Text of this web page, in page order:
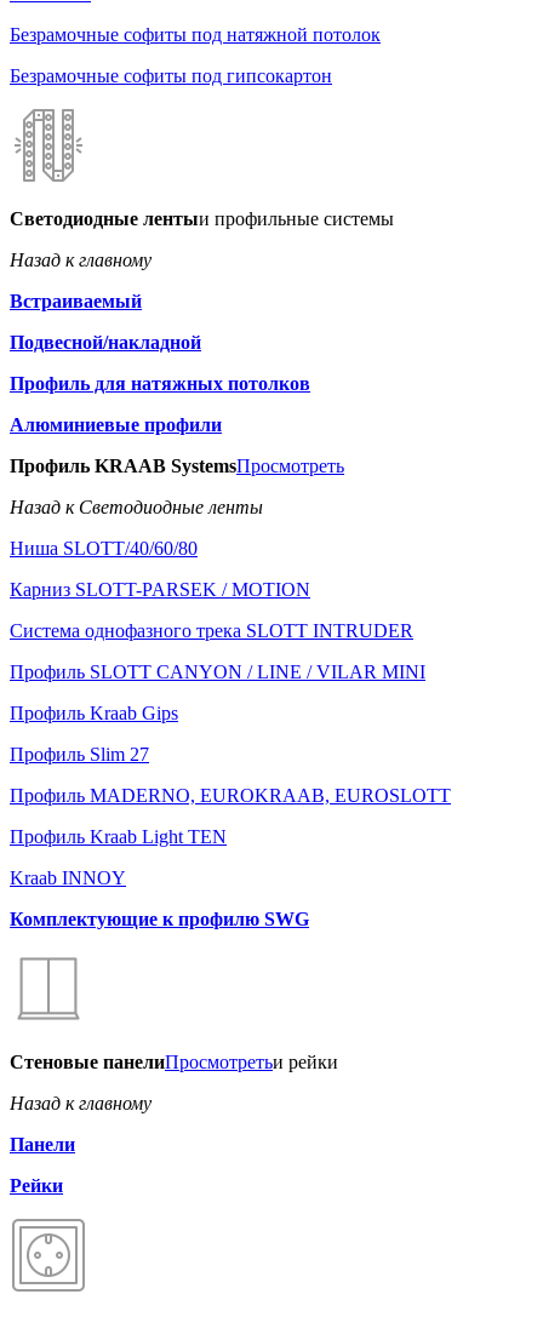
Безрамочные софиты под натяжной потолок
Безрамочные софиты под гипсокартон
Светодиодные лентыи профильные системы
Назад к главному
Встраиваемый
Подвесной/накладной
Профиль для натяжных потолков
Алюминиевые профили
Профиль KRAAB SystemsПросмотреть
Назад к Светодиодные ленты
Ниша SLOTT/40/60/80
Карниз SLOTT-PARSEK / MOTION
Система однофазного трека SLOTT INTRUDER
Профиль SLOTT CANYON / LINE / VILAR MINI
Профиль Kraab Gips
Профиль Slim 27
Профиль MADERNO, EUROKRAAB, EUROSLOTT
Профиль Kraab Light TEN
Kraab INNOY
Комплектующие к профилю SWG
Стеновые панелиПросмотретьи рейки
Назад к главному
Панели
Рейки